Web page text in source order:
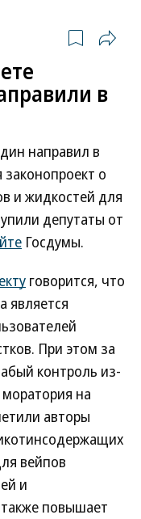
в
направил в
о
и жидкостей для
депутаты от
Госдумы.
говорится, что
является
При этом за
контроль из-
на
авторы
вейпов
и
повышает